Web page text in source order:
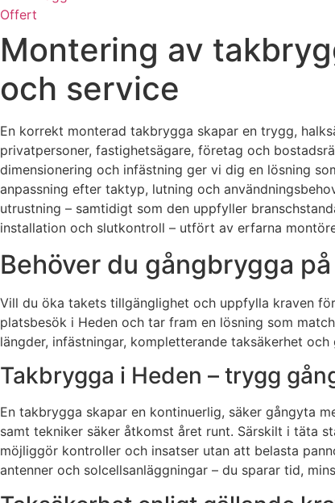
Offert
Montering av
och service
En korrekt monterad takbrygga skapar en trygg,
privatpersoner, fastighetsägare, företag och
dimensionering och infästning ger vi dig en lösning
anpassning efter taktyp, lutning och
utrustning – samtidigt som den uppfyller
installation och slutkontroll – utfört av erfarna
Behöver du gångbrygga
Vill du öka takets tillgänglighet och uppfylla kraven
platsbesök i Heden och tar fram en lösning som
längder, infästningar, kompletterande taksäkerhet
Takbrygga i Heden – trygg
En takbrygga skapar en kontinuerlig, säker gångyta
samt tekniker säker åtkomst året runt. Särskilt i täta
möjliggör kontroller och insatser utan att belasta
antenner och solcellsanläggningar – du sparar tid,